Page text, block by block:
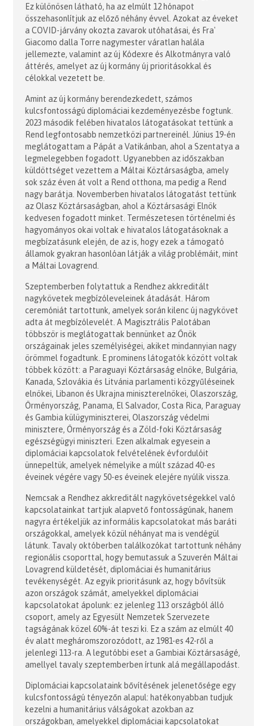
Ez különösen látható, ha az elmúlt 12 hónapot
összehasonlítjuk az előző néhány évvel. Azokat az éveket
a COVID-járvány okozta zavarok utóhatásai, és Fra'
Giacomo dalla Torre nagymester váratlan halála
jellemezte, valamint az új Kódexre és Alkotmányra való
áttérés, amelyet az új kormány új prioritásokkal és
célokkal vezetett be.
Amint az új kormány berendezkedett, számos
kulcsfontosságú diplomáciai kezdeményezésbe fogtunk.
2023 második felében hivatalos látogatásokat tettünk a
Rend legfontosabb nemzetközi partnereinél. Június 19-én
meglátogattam a Pápát a Vatikánban, ahol a Szentatya a
legmelegebben fogadott. Ugyanebben az időszakban
küldöttséget vezettem a Máltai Köztársaságba, amely
sok száz éven át volt a Rend otthona, ma pedig a Rend
nagy barátja. Novemberben hivatalos látogatást tettünk
az Olasz Köztársaságban, ahol a Köztársasági Elnök
kedvesen fogadott minket. Természetesen történelmi és
hagyományos okai voltak e hivatalos látogatásoknak a
megbízatásunk elején, de az is, hogy ezek a támogató
államok gyakran hasonlóan látják a világ problémáit, mint
a Máltai Lovagrend.
Szeptemberben folytattuk a Rendhez akkreditált
nagykövetek megbízóleveleinek átadását. Három
ceremóniát tartottunk, amelyek során kilenc új nagykövet
adta át megbízólevelét. A Magisztrális Palotában
többször is meglátogattak bennünket az Önök
országainak jeles személyiségei, akiket mindannyian nagy
örömmel fogadtunk. E prominens látogatók között voltak
többek között: a Paraguayi Köztársaság elnöke, Bulgária,
Kanada, Szlovákia és Litvánia parlamenti közgyűléseinek
elnökei, Libanon és Ukrajna miniszterelnökei, Olaszország,
Örményország, Panama, El Salvador, Costa Rica, Paraguay
és Gambia külügyminiszterei, Olaszország védelmi
minisztere, Örményország és a Zöld-foki Köztársaság
egészségügyi miniszteri. Ezen alkalmak egyesein a
diplomáciai kapcsolatok felvételének évfordulóit
ünnepeltük, amelyek némelyike a múlt század 40-es
éveinek végére vagy 50-es éveinek elejére nyúlik vissza.
Nemcsak a Rendhez akkreditált nagykövetségekkel való
kapcsolatainkat tartjuk alapvető fontosságúnak, hanem
nagyra értékeljük az informális kapcsolatokat más baráti
országokkal, amelyek közül néhányat ma is vendégül
látunk. Tavaly októberben találkozókat tartottunk néhány
regionális csoporttal, hogy bemutassuk a Szuverén Máltai
Lovagrend küldetését, diplomáciai és humanitárius
tevékenységét. Az egyik prioritásunk az, hogy bővítsük
azon országok számát, amelyekkel diplomáciai
kapcsolatokat ápolunk: ez jelenleg 113 országból álló
csoport, amely az Egyesült Nemzetek Szervezete
tagságának közel 60%-át teszi ki. Ez a szám az elmúlt 40
év alatt megháromszorozódott, az 1981-es 42-ről a
jelenlegi 113-ra. A legutóbbi eset a Gambiai Köztársaságé,
amellyel tavaly szeptemberben írtunk alá megállapodást.
Diplomáciai kapcsolataink bővítésének jelenetősége egy
kulcsfontosságú tényezőn alapul: hatékonyabban tudjuk
kezelni a humanitárius válságokat azokban az
országokban, amelyekkel diplomáciai kapcsolatokat